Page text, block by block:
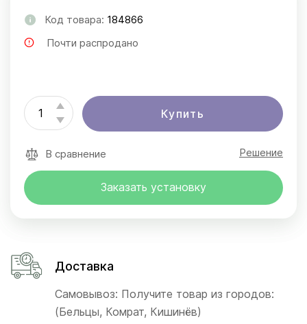
Код товара: 184866
Почти распродано
Купить
В сравнение Решение
Заказать установку
Доставка
Самовывоз: Получите товар из городов:
(Бельцы, Комрат, Кишинёв)